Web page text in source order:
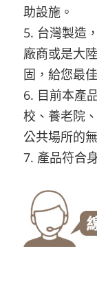
助設施。
5. 台灣製造
廠商或是大
固，給您最
6. 目前本產
校、養老院
公共場所的
7. 產品符合